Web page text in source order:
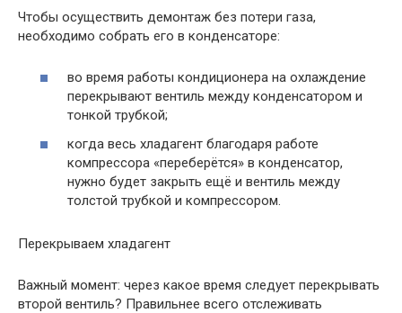
Чтобы осуществить демонтаж без потери газа,
необходимо собрать его в конденсаторе:
во время работы кондиционера на охлаждение
перекрывают вентиль между конденсатором и
тонкой трубкой;
когда весь хладагент благодаря работе
компрессора «переберётся» в конденсатор,
нужно будет закрыть ещё и вентиль между
толстой трубкой и компрессором.
Перекрываем хладагент
Важный момент: через какое время следует перекрывать
второй вентиль? Правильнее всего отслеживать